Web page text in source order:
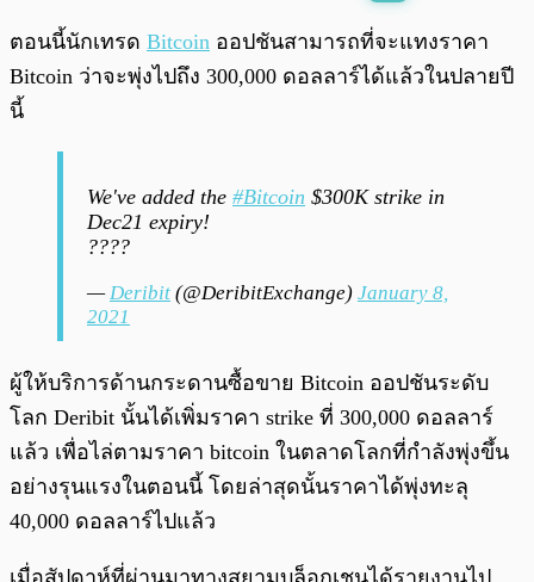
พร้อมเล่น
ตอนนี้นักเทรด Bitcoin ออปชันสามารถที่จะแทงราคา
Bitcoin ว่าจะพุ่งไปถึง 300,000 ดอลลาร์ได้แล้วในปลายปี
นี้
We've added the #Bitcoin $300K strike in
Dec21 expiry!
?‍???
—Deribit (@DeribitExchange) January 8,
2021
ผู้ให้บริการด้านกระดานซื้อขาย Bitcoin ออปชันระดับ
โลก Deribit นั้นได้เพิ่มราคา strike ที่ 300,000 ดอลลาร์
แล้ว เพื่อไล่ตามราคา bitcoin ในตลาดโลกที่กำลังพุ่งขึ้น
อย่างรุนแรงในตอนนี้ โดยล่าสุดนั้นราคาได้พุ่งทะลุ
40,000 ดอลลาร์ไปแล้ว